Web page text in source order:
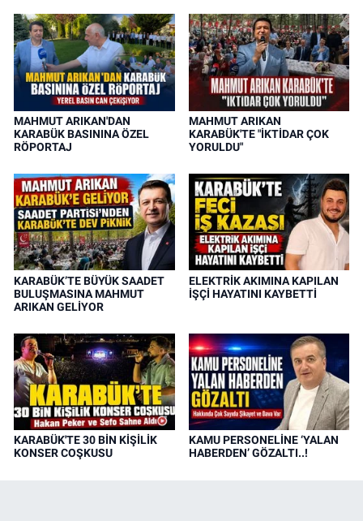
MAHMUT ARIKAN'DAN
KARABÜK BASININA ÖZEL
RÖPORTAJ
MAHMUT ARIKAN
KARABÜK'TE "İKTİDAR ÇOK
YORULDU"
KARABÜK’TE BÜYÜK SAADET
BULUŞMASINA MAHMUT
ARIKAN GELİYOR
ELEKTRİK AKIMINA KAPILAN
İŞÇİ HAYATINI KAYBETTİ
KARABÜK'TE 30 BİN KİŞİLİK
KONSER COŞKUSU
KAMU PERSONELİNE ‘YALAN
HABERDEN’ GÖZALTI..!